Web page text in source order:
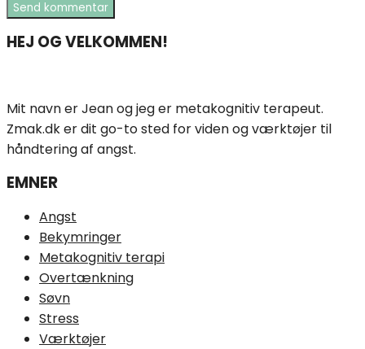
HEJ OG VELKOMMEN!
Mit navn er Jean og jeg er metakognitiv terapeut.
Zmak.dk er dit go-to sted for viden og værktøjer til
håndtering af angst.
EMNER
Angst
Bekymringer
Metakognitiv terapi
Overtænkning
Søvn
Stress
Værktøjer